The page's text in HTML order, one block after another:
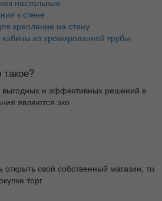
настольные
к стене
крепление на стену
из хромированной трубы
и эффективных решений в
являются эко
свой собственный магазин, то
торг